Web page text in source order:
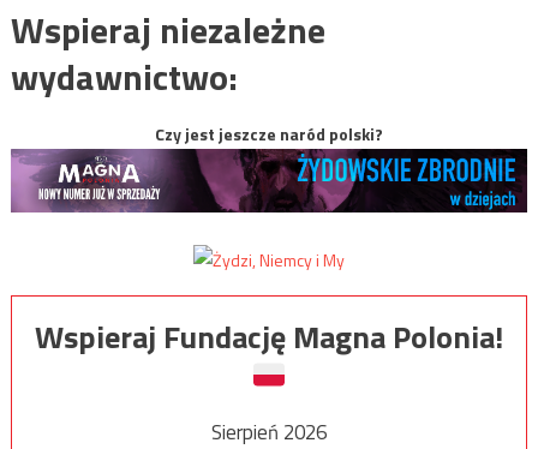
Wspieraj niezależne
wydawnictwo:
Czy jest jeszcze naród polski?
Wspieraj Fundację Magna Polonia!
Sierpień 2026